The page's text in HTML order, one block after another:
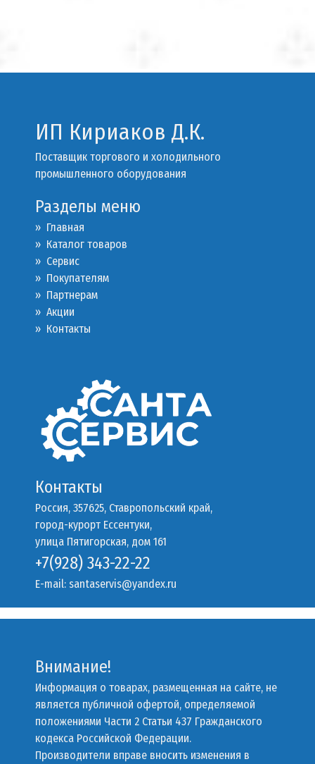
ИП Кириаков Д.К.
Поставщик торгового и холодильного
промышленного оборудования
Разделы меню
» Главная
» Каталог товаров
» Сервис
» Покупателям
» Партнерам
» Акции
» Контакты
Контакты
Россия, 357625, Ставропольский край,
город-курорт Ессентуки,
улица Пятигорская, дом 161
+7(928) 343-22-22
E-mail: santaservis@yandex.ru
Внимание!
Информация о товарах, размещенная на сайте, не
является публичной офертой, определяемой
положениями Части 2 Статьи 437 Гражданского
кодекса Российской Федерации.
Производители вправе вносить изменения в